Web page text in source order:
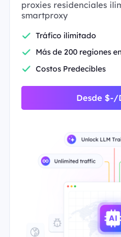
proxies residenciales
smartproxy
Tráfico ilimitado
Más de 200 regiones
Costos Predecibles
Desde $-/